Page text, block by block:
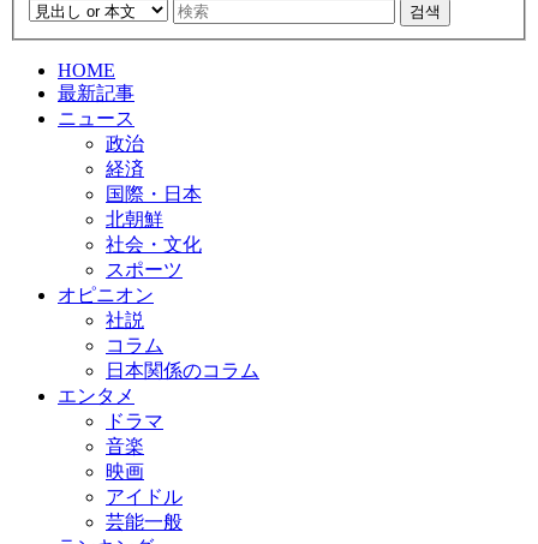
검색
HOME
最新記事
ニュース
政治
経済
国際・日本
北朝鮮
社会・文化
スポーツ
オピニオン
社説
コラム
日本関係のコラム
エンタメ
ドラマ
音楽
映画
アイドル
芸能一般